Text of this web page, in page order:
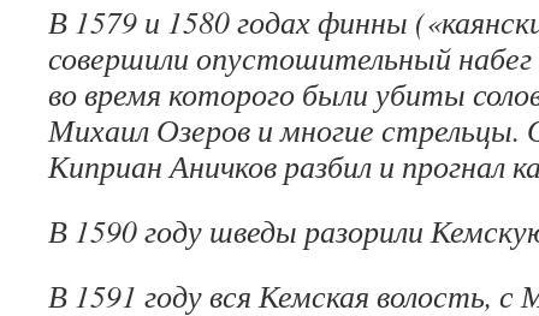
В 1579 и 1580 годах финны
совершили опустошительный
во время которого были убиты
Михаил Озеров и многие стрельцы.
Киприан Аничков разбил и прогнал
В 1590 году шведы разорили
В 1591 году вся Кемская волость, с